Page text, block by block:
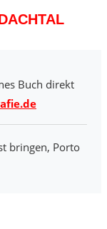
Buch direkt
bringen, Porto